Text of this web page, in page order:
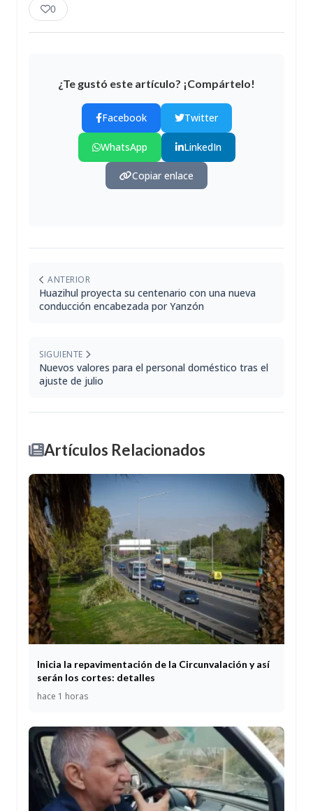
0
¿Te gustó este artículo? ¡Compártelo!
Facebook Twitter
WhatsApp LinkedIn
Copiar enlace
ANTERIOR
Huazihul proyecta su centenario con una nueva
conducción encabezada por Yanzón
SIGUIENTE
Nuevos valores para el personal doméstico tras el
ajuste de julio
Artículos Relacionados
Inicia la repavimentación de la Circunvalación y así
serán los cortes: detalles
hace 1 horas